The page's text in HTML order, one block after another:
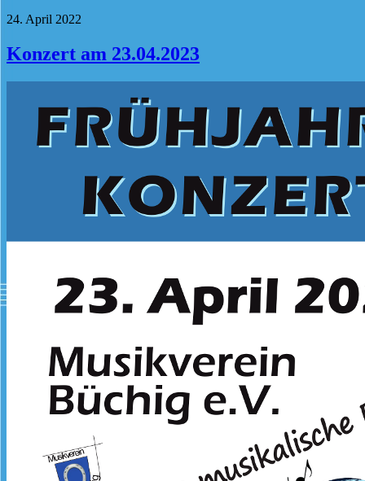
24. April 2022
Konzert am 23.04.2023